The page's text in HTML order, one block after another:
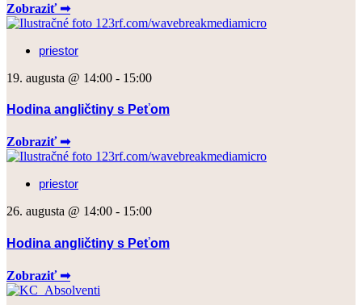
Zobraziť ➟
priestor
19. augusta @ 14:00 - 15:00
Hodina angličtiny s Peťom
Zobraziť ➟
priestor
26. augusta @ 14:00 - 15:00
Hodina angličtiny s Peťom
Zobraziť ➟